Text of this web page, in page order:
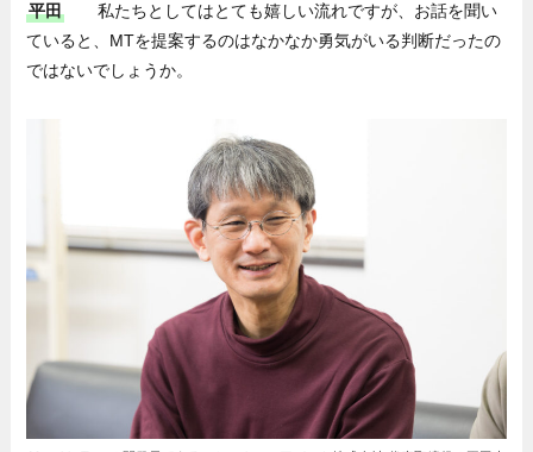
平田
私たちとしてはとても嬉しい流れですが、お話を聞い
ていると、MTを提案するのはなかなか勇気がいる判断だったの
ではないでしょうか。